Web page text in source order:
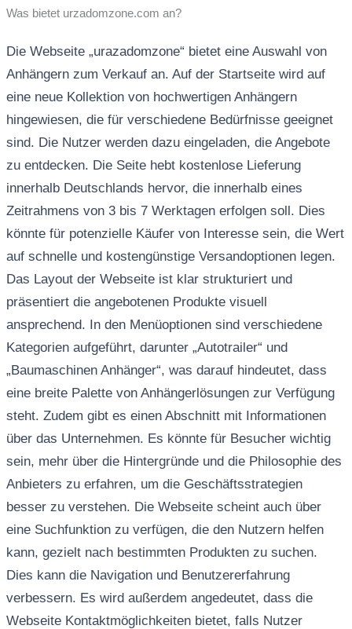
Was bietet urzadomzone.com an?
Die Webseite „urazadomzone“ bietet eine Auswahl von
Anhängern zum Verkauf an. Auf der Startseite wird auf
eine neue Kollektion von hochwertigen Anhängern
hingewiesen, die für verschiedene Bedürfnisse geeignet
sind. Die Nutzer werden dazu eingeladen, die Angebote
zu entdecken. Die Seite hebt kostenlose Lieferung
innerhalb Deutschlands hervor, die innerhalb eines
Zeitrahmens von 3 bis 7 Werktagen erfolgen soll. Dies
könnte für potenzielle Käufer von Interesse sein, die Wert
auf schnelle und kostengünstige Versandoptionen legen.
Das Layout der Webseite ist klar strukturiert und
präsentiert die angebotenen Produkte visuell
ansprechend. In den Menüoptionen sind verschiedene
Kategorien aufgeführt, darunter „Autotrailer“ und
„Baumaschinen Anhänger“, was darauf hindeutet, dass
eine breite Palette von Anhängerlösungen zur Verfügung
steht. Zudem gibt es einen Abschnitt mit Informationen
über das Unternehmen. Es könnte für Besucher wichtig
sein, mehr über die Hintergründe und die Philosophie des
Anbieters zu erfahren, um die Geschäftsstrategien
besser zu verstehen. Die Webseite scheint auch über
eine Suchfunktion zu verfügen, die den Nutzern helfen
kann, gezielt nach bestimmten Produkten zu suchen.
Dies kann die Navigation und Benutzererfahrung
verbessern. Es wird außerdem angedeutet, dass die
Webseite Kontaktmöglichkeiten bietet, falls Nutzer